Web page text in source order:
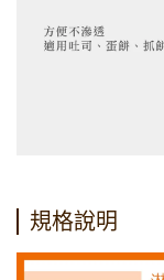
規格說明